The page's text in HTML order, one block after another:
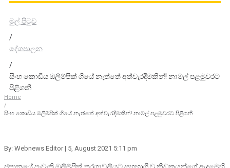
මුල් පිටුව
/
දේශපාලන
/
සිංහ කොඩිය ඔලිම්පික් ගියේ නැත්තේ අත්වැරදීමකින්! නාමල් පළමුවරට
පිළිගනී
Home
/
සිංහ කොඩිය ඔලිම්පික් ගියේ නැත්තේ අත්වැරදීමකින්! නාමල් පළමුවරට පිළිගනී
By: Webnews Editor | 5, August 2021 5:11 pm